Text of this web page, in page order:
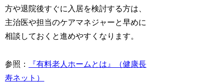
方や退院後すぐに入居を検討する方は、
主治医や担当のケアマネジャーと早めに
相談しておくと進めやすくなります。
参照：
『有料老人ホームとは』（健康長
寿ネット）